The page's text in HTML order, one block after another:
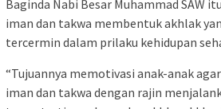
Baginda Nabi Besar Muhammad SAW
iman dan takwa membentuk akhlak
tercermin dalam prilaku kehidupan
“Tujuannya memotivasi anak-anak
iman dan takwa dengan rajin